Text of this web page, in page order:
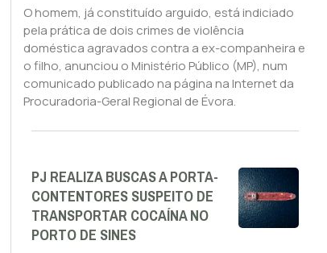
O homem, já constituído arguido, está indiciado
pela prática de dois crimes de violência
doméstica agravados contra a ex-companheira e
o filho, anunciou o Ministério Público (MP), num
comunicado publicado na página na Internet da
Procuradoria-Geral Regional de Évora.
PJ REALIZA BUSCAS A PORTA-
CONTENTORES SUSPEITO DE
TRANSPORTAR COCAÍNA NO
PORTO DE SINES